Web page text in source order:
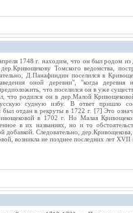
1748 г. находим, что он был родом
Томского ведомства,
Д.Панафиндин поселился в
оной деревни", "когда деревня
что поселился он в уже
что родился он в дер.Малой
судную избу. В ответ пришло
отдан в рекруты в 1722 г. [7] Это
в 1702 г. Но Малая
в их названиях, но и то
Следовательно, дер.Кривощекова,
возникла не позднее последних лет XVII